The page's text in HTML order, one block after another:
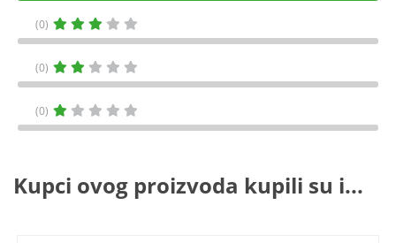
(0)
(0)
(0)
Kupci ovog proizvoda kupili su i...